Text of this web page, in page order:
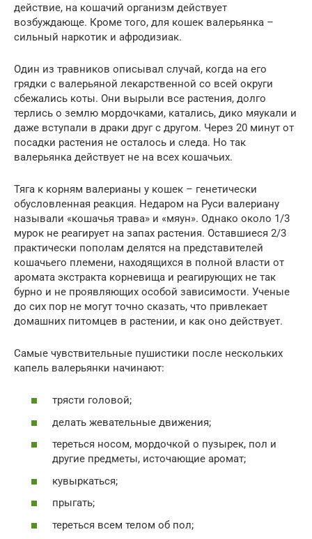
действие, на кошачий организм действует
возбуждающе. Кроме того, для кошек валерьянка –
сильный наркотик и афродизиак.
Один из травников описывал случай, когда на его
грядки с валерьяной лекарственной со всей округи
сбежались коты. Они вырыли все растения, долго
терлись о землю мордочками, катались, дико мяукали и
даже вступали в драки друг с другом. Через 20 минут от
посадки растения не осталось и следа. Но так
валерьянка действует не на всех кошачьих.
Тяга к корням валерианы у кошек – генетически
обусловленная реакция. Недаром на Руси валериану
называли «кошачья трава» и «мяун». Однако около 1/3
мурок не реагирует на запах растения. Оставшиеся 2/3
практически пополам делятся на представителей
кошачьего племени, находящихся в полной власти от
аромата экстракта корневища и реагирующих не так
бурно и не проявляющих особой зависимости. Ученые
до сих пор не могут точно сказать, что привлекает
домашних питомцев в растении, и как оно действует.
Самые чувствительные пушистики после нескольких
капель валерьянки начинают:
трясти головой;
делать жевательные движения;
тереться носом, мордочкой о пузырек, пол и
другие предметы, источающие аромат;
кувыркаться;
прыгать;
тереться всем телом об пол;